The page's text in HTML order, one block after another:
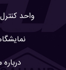
واحد
درباره